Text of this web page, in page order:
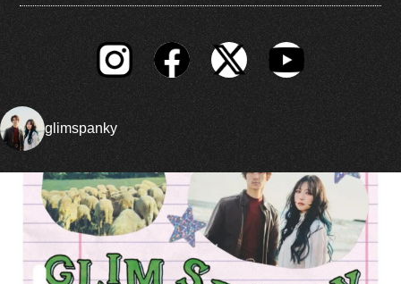
glimspanky